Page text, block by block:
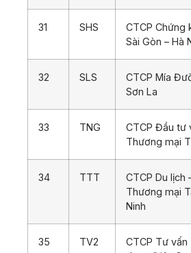
31 SHS
CTCP Chứng
Sài Gòn – Hà
32 SLS
CTCP Mía
Sơn La
33 TNG
CTCP Đầu tư
Thương mại
34 TTT
CTCP Du lịch
Thương mại
Ninh
35 TV2
CTCP Tư vấn